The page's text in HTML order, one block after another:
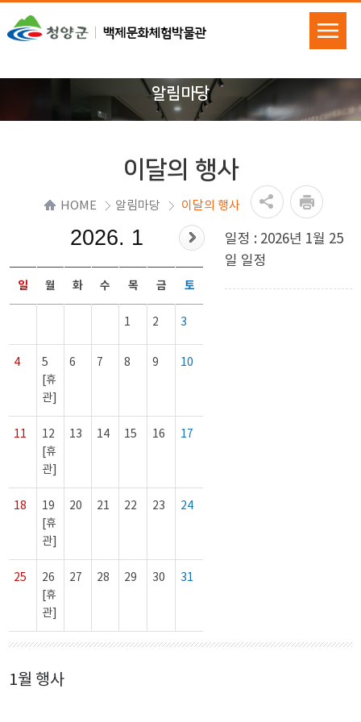
알림마당
이달의 행사
HOME 알림마당 이달의 행사
2026. 1
일 월 화 수 목 금 토
1 2 3
4
5
[휴
관]
6 7 8 9 10
11
12
[휴
관]
13 14 15 16 17
18
19
[휴
관]
20 21 22 23 24
25
26
[휴
관]
27 28 29 30 31
일정 : 2026년 1월 25
일 일정
1월 행사